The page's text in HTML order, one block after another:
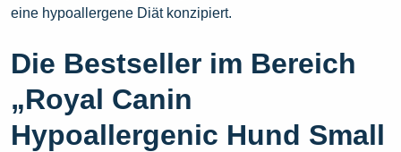
eine hypoallergene Diät konzipiert.
Die Bestseller im Bereich
„Royal Canin
Hypoallergenic Hund Small